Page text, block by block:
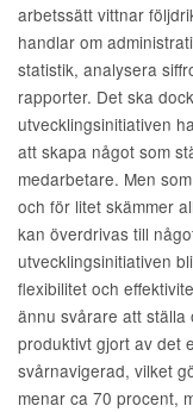
arbetssätt vittnar
handlar om
statistik, analysera
rapporter. Det ska
utvecklingsinitiativen
att skapa något som
medarbetare. Men
och för litet skämmer
kan överdrivas till
utvecklingsinitiativen
flexibilitet och
ännu svårare att
produktivt gjort av det
svårnavigerad, vilket
menar ca 70 procent,